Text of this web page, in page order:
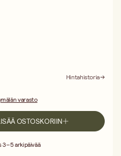
askartelumateriaaleista
Materiaali on
niin lapsille kuin aikuisille. Sen
käärmeitä, eläimiä ja
vanulla tai puuvillalla,
ja lisää yksityiskohdat
kuumaliimalla tai
keskikokoisiin hahmoihin,
40 mm antaa enemmän
kuumaliimalla,
sen voi myös ommella
Hintahistoria
varasto
OSTOSKORIIN
3–5 arkipäivää